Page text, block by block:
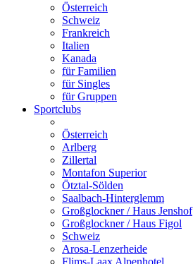
Österreich
Schweiz
Frankreich
Italien
Kanada
für Familien
für Singles
für Gruppen
Sportclubs
Österreich
Arlberg
Zillertal
Montafon Superior
Ötztal-Sölden
Saalbach-Hinterglemm
Großglockner / Haus Jenshof
Großglockner / Haus Figol
Schweiz
Arosa-Lenzerheide
Flims-Laax Alpenhotel